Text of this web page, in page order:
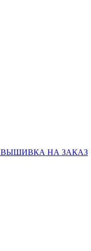
ВЫШИВКА НА ЗАКАЗ